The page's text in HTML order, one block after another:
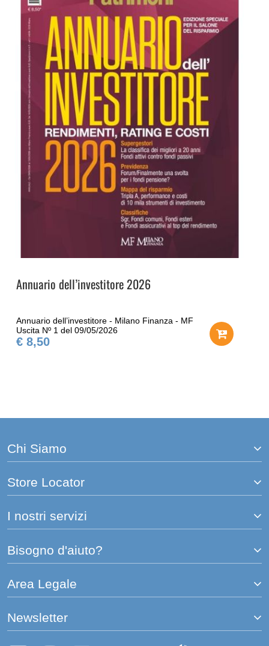
Annuario dell’investitore 2026
Annuario dell’investitore - Milano Finanza - MF
Uscita Nº 1 del 09/05/2026
€ 8,50
Chi Siamo
Store Locator
I nostri servizi
Bisogno d'aiuto?
Area Legale
Newsletter